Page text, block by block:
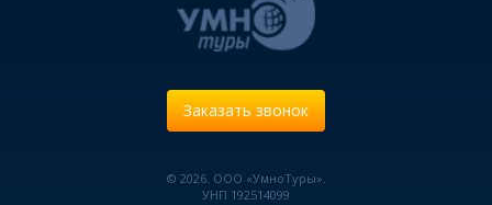
Заказать звонок
© 2026. ООО «УмноТуры».
УНП 192514099